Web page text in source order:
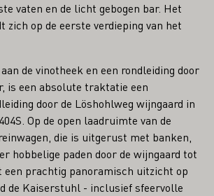
vaten en de licht gebogen bar. Het
zich op de eerste verdieping van het
de vinotheek en een rondleiding door
is een absolute traktatie een
door de Löshohlweg wijngaard in
Op de open laadruimte van de
die is uitgerust met banken,
hobbelige paden door de wijngaard tot
een prachtig panoramisch uitzicht op
de Kaiserstuhl - inclusief sfeervolle